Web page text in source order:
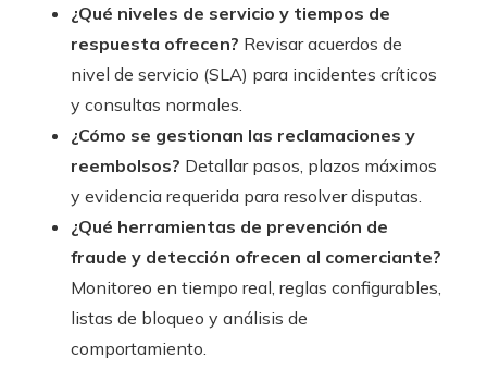
¿Qué niveles de servicio y tiempos de
respuesta ofrecen? Revisar acuerdos de
nivel de servicio (SLA) para incidentes críticos
y consultas normales.
¿Cómo se gestionan las reclamaciones y
reembolsos? Detallar pasos, plazos máximos
y evidencia requerida para resolver disputas.
¿Qué herramientas de prevención de
fraude y detección ofrecen al comerciante?
Monitoreo en tiempo real, reglas configurables,
listas de bloqueo y análisis de
comportamiento.